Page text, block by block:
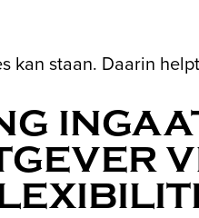
staan. Daarin